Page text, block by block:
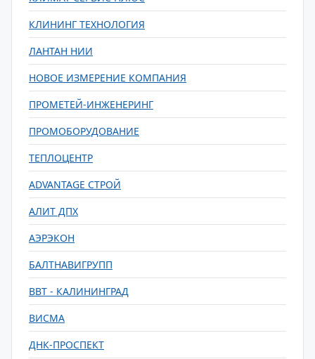
КЛИНИНГ ТЕХНОЛОГИЯ
ЛАНТАН НИИ
НОВОЕ ИЗМЕРЕНИЕ КОМПАНИЯ
ПРОМЕТЕЙ-ИНЖЕНЕРИНГ
ПРОМОБОРУДОВАНИЕ
ТЕПЛОЦЕНТР
ADVANTAGE СТРОЙ
АЛИТ ДПХ
АЭРЭКОН
БАЛТНАВИГРУПП
ВВТ - КАЛИНИНГРАД
ВИСМА
ДНК-ПРОСПЕКТ